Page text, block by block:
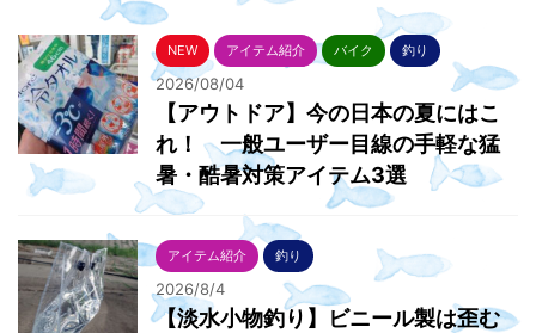
NEW アイテム紹介 バイク 釣り
2026/08/04
【アウトドア】今の日本の夏にはこ
れ！ 一般ユーザー目線の手軽な猛
暑・酷暑対策アイテム3選
アイテム紹介 釣り
2026/8/4
【淡水小物釣り】ビニール製は歪む